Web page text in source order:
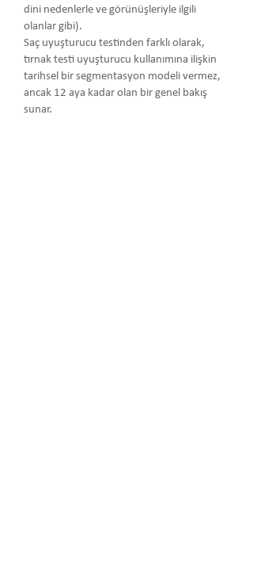
dini nedenlerle ve görünüşleriyle ilgili
olanlar gibi).
Saç uyuşturucu testinden farklı olarak,
tırnak testi uyuşturucu kullanımına ilişkin
tarihsel bir segmentasyon modeli vermez,
ancak 12 aya kadar olan bir genel bakış
sunar.